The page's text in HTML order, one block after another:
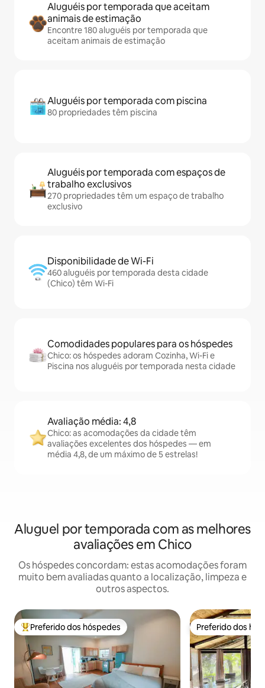
Aluguéis por temporada que aceitam
animais de estimação
Encontre 180 aluguéis por temporada que
aceitam animais de estimação
Aluguéis por temporada com piscina
80 propriedades têm piscina
Aluguéis por temporada com espaços de
trabalho exclusivos
270 propriedades têm um espaço de trabalho
exclusivo
Disponibilidade de Wi-Fi
460 aluguéis por temporada desta cidade
(Chico) têm Wi-Fi
Comodidades populares para os hóspedes
Chico: os hóspedes adoram Cozinha, Wi-Fi e
Piscina nos aluguéis por temporada nesta cidade
Avaliação média: 4,8
Chico: as acomodações da cidade têm
avaliações excelentes dos hóspedes — em
média 4,8, de um máximo de 5 estrelas!
Aluguel por temporada com as melhores
avaliações em Chico
Os hóspedes concordam: estas acomodações foram
muito bem avaliadas quanto a localização, limpeza e
outros aspectos.
Entre os melhores preferidos dos hóspedes
Preferido dos hóspedes Preferido dos
Preferido dos